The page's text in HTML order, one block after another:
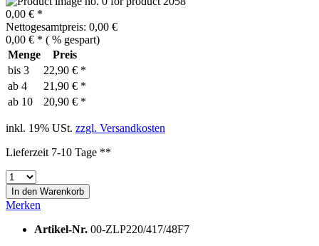
0,00 € *
Nettogesamtpreis: 0,00 €
0,00 € * ( % gespart)
Menge
Preis
bis 3
22,90 € *
ab 4
21,90 € *
ab 10 20,90 € *
inkl. 19% USt. zzgl. Versandkosten
Lieferzeit 7-10 Tage **
In den Warenkorb
Merken
Artikel-Nr. 00-ZLP220/417/48F7